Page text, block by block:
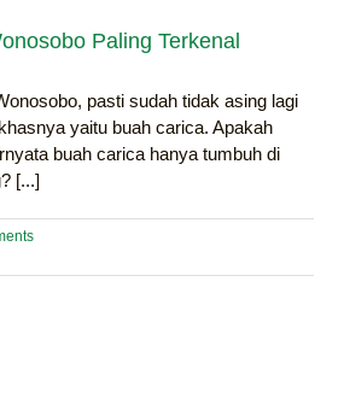
Paling Terkenal
pasti sudah tidak asing lagi
yaitu buah carica. Apakah
buah carica hanya tumbuh di
[...]